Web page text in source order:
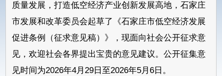
质量发展，打造低空经济产业创新发展高地，石家庄
市发展和改革委员会起草了《石家庄市低空经济发展
促进条例（征求意见稿）》，现面向社会公开征求意
见，欢迎社会各界提出宝贵的意见建议。公开征集意
见时间为2026年4月29日至2026年5月6日。